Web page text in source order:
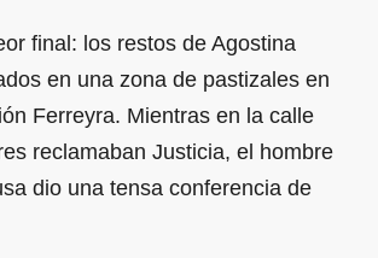
final: los restos de Agostina
en una zona de pastizales en
Ferreyra. Mientras en la calle
reclamaban Justicia, el hombre
dio una tensa conferencia de